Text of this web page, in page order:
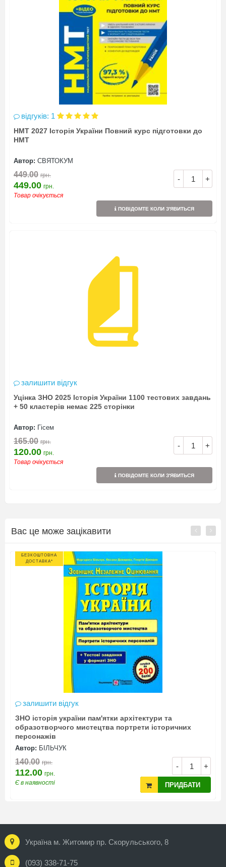
відгуків: 1
НМТ 2027 Історія України Повний курс підготовки до
НМТ
Автор: СВЯТОКУМ
- +
449.00 грн.
449.00 грн.
Товар очікується
ПОВІДОМТЕ КОЛИ З'ЯВИТЬСЯ
залишити відгук
Уцінка ЗНО 2025 Історія України 1100 тестових завдань
+ 50 кластерів немає 225 сторінки
Автор: Гісем
- +
165.00 грн.
120.00 грн.
Товар очікується
ПОВІДОМТЕ КОЛИ З'ЯВИТЬСЯ
Вас це може зацікавити
БЕЗКОШТОВНА
ДОСТАВКА*
залишити відгук
ЗНО історія україни пам'ятки архітектури та
образотворчого мистецтва портрети історичних
персонажів
Автор: БІЛЬЧУК
- +
140.00 грн.
112.00 грн.
Є в наявності
ПРИДБАТИ
Україна м. Житомир пр. Скорульського, 8
(093) 338-71-75